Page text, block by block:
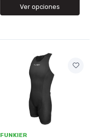
Ver opciones
FUNKIER